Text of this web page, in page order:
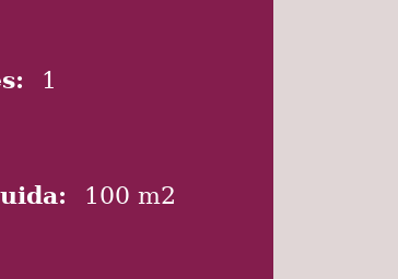
1
100 m2